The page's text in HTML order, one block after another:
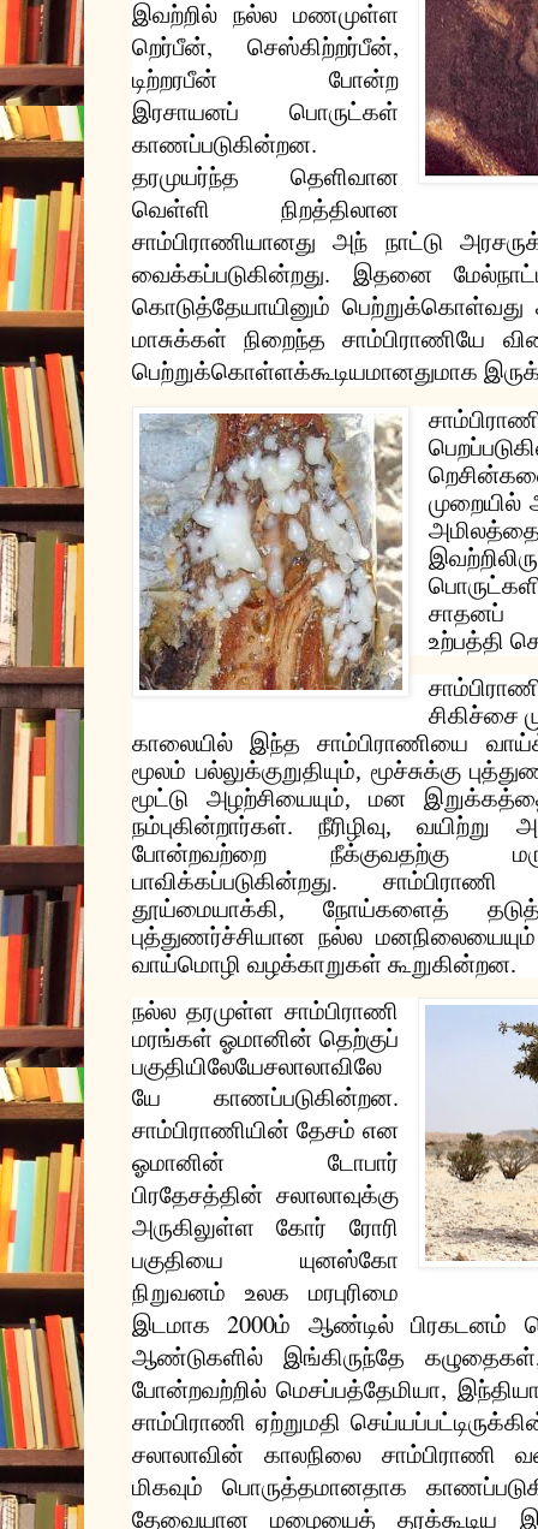
இவற்றில் நல்ல மணமுள்ள
றெர்பீன், செஸ்கிற்றர்பீன்,
டிற்றரபீன்
போன்ற
இரசாயனப்
பொருட்கள்
காணப்படுகின்றன.
தரமுயர்ந்த
தெளிவான
வெள்ளி
நிறத்திலான
சாம்பிராணியானது
அந் நாட்டு
வைக்கப்படுகின்றது. இதனை
கொடுத்தேயாயினும் பெற்றுக்கொள்வது
மாசுக்கள்
நிறைந்த சாம்பிராணியே
பெற்றுக்கொள்ளக்கூடியமானதுமாக
முறையில்
சாதனப்
உற்பத்தி
சிகிச்சை
காலையில்
இந்த சாம்பிராணியை
மூலம் பல்லுக்குறுதியும், மூச்சுக்கு
மூட்டு
அழற்சியையும், மன
நம்புகின்றார்கள்.நீரிழிவு,வயிற்று
போன்றவற்றை
நீக்குவதற்கு
பாவிக்கப்படுகின்றது. சாம்பிராணி
தூய்மையாக்கி, நோய்களைத்
புத்துணர்ச்சியான நல்ல மனநிலையையும்
வாய்மொழி வழக்காறுகள் கூறுகின்றன.
நல்ல தரமுள்ள சாம்பிராணி
மரங்கள் ஓமானின் தெற்குப்
பகுதியிலேயேசலாலாவிலே
யே
காணப்படுகின்றன.
சாம்பிராணியின் தேசம் என
ஓமானின்
டோபார்
பிரதேசத்தின் சலாலாவுக்கு
அருகிலுள்ள
கோர்
ரோரி
பகுதியை
யுனஸ்கோ
நிறுவனம்
உலக
மரபுரிமை
இடமாக
2000ம் ஆண்டில் பிரகடனம்
ஆண்டுகளில்
இங்கிருந்தே கழுதைகள்
போன்றவற்றில் மெசப்பத்தேமியா,
சாம்பிராணி ஏற்றுமதி
சலாலாவின்
காலநிலை சாம்பிராணி
மிகவும்
பொருத்தமானதாக
தேவையான
மழையைத் தரக்கூடிய